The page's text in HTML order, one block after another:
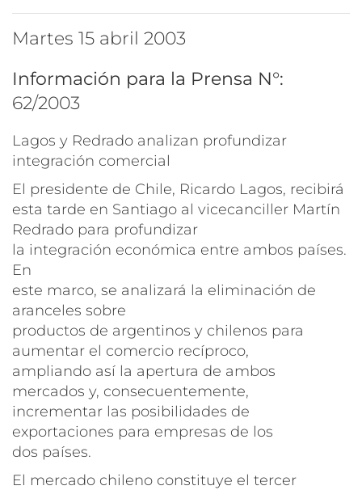
martes 15 abril 2003
Información para la Prensa N°:
62/2003
Lagos y Redrado analizan profundizar
integración comercial
El presidente de Chile, Ricardo Lagos, recibirá
esta tarde en Santiago al vicecanciller Martín
Redrado para profundizar
la integración económica entre ambos países.
En
este marco, se analizará la eliminación de
aranceles sobre
productos de argentinos y chilenos para
aumentar el comercio recíproco,
ampliando así la apertura de ambos
mercados y, consecuentemente,
incrementar las posibilidades de
exportaciones para empresas de los
dos países.
El mercado chileno constituye el tercer